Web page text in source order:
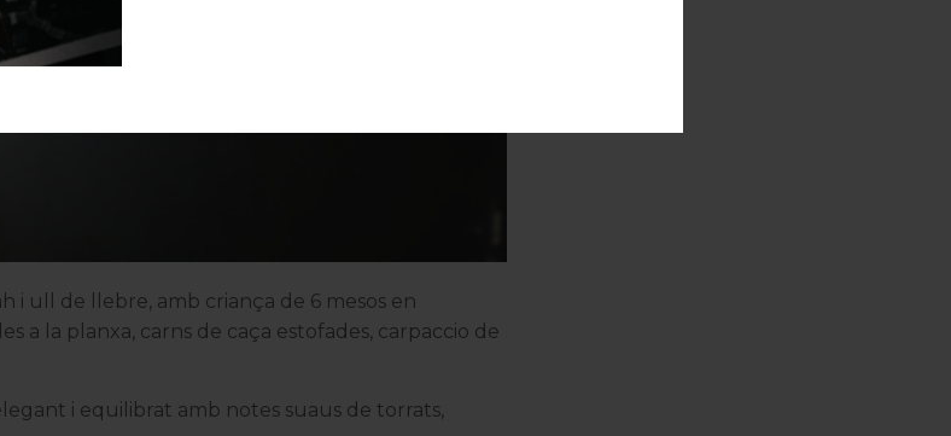
i ull de llebre, amb criança de 6 mesos en
a la planxa, carns de caça estofades, carpaccio de
i equilibrat amb notes suaus de torrats,